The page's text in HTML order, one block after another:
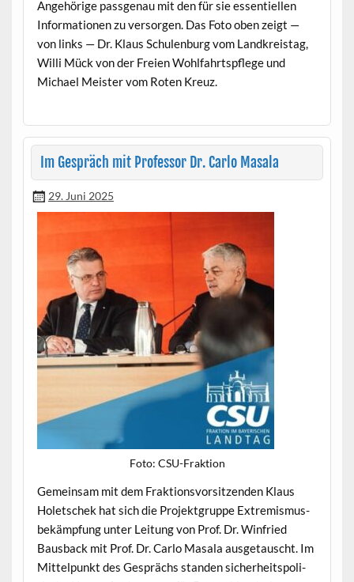
Ange­hörige pass­ge­nau mit den für sie essen­tiellen
Infor­ma­tio­nen zu ver­sor­gen. Das Foto oben zeigt —
von links — Dr. Klaus Schu­len­burg vom Land­kreistag,
Willi Mück von der Freien Wohlfahrt­spflege und
Michael Meis­ter vom Roten Kreuz.
Im Gespräch mit Professor Dr. Carlo Masala
29. Juni 2025
Foto: CSU-Frak­tion
Gemein­sam mit dem Frak­tionsvor­sitzen­den Klaus
Holetschek hat sich die Pro­jek­t­gruppe Extrem­is­mus­
bekämp­fung unter Leitung von Prof. Dr. Win­fried
Baus­back mit Prof. Dr. Car­lo Masala aus­ge­tauscht. Im
Mit­telpunkt des Gesprächs standen sicher­heit­spoli­